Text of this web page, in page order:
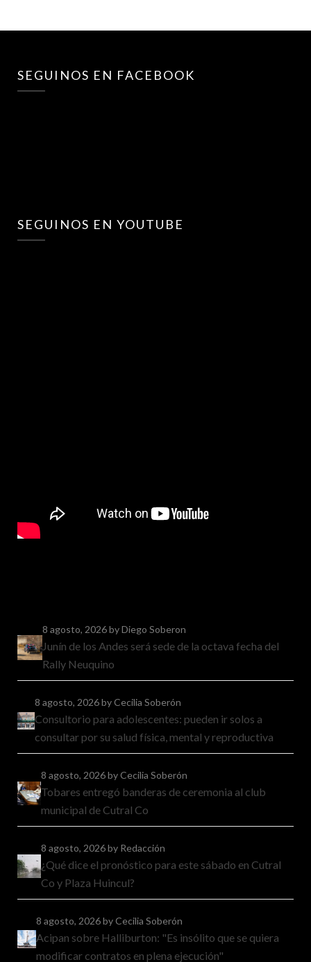
SEGUINOS EN FACEBOOK
SEGUINOS EN YOUTUBE
8 agosto, 2026by Diego Soberon
Junín de los Andes será sede de la octava fecha del
Rally Neuquino
8 agosto, 2026by Cecilia Soberón
Consultorio para adolescentes: pueden ir solos a
consultar por su salud física, mental y reproductiva
8 agosto, 2026by Cecilia Soberón
Tobares entregó banderas de ceremonia al club
municipal de Cutral Co
8 agosto, 2026by Redacción
¿Qué dice el pronóstico para este sábado en Cutral
Co y Plaza Huincul?
8 agosto, 2026by Cecilia Soberón
Acipan sobre Halliburton: "Es insólito que se quiera
modificar contratos en plena ejecución"